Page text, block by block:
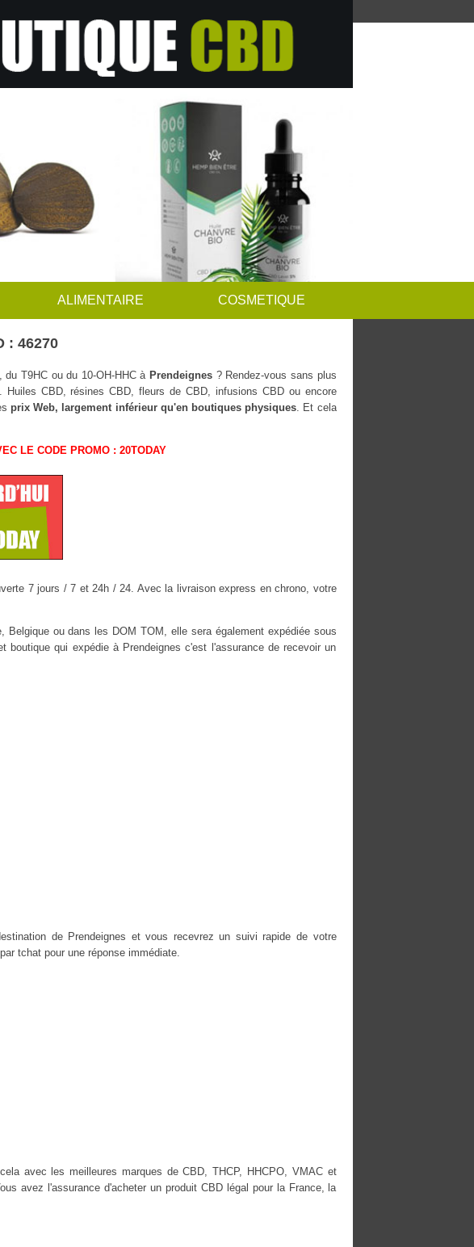
ALIMENTAIRE COSMETIQUE
: 46270
du T9HC ou du 10-OH-HHC àPrendeignes ? Rendez-vous sans plus
CBD, résines CBD, fleurs de CBD, infusions CBD ou encore
prix Web, largement inférieur qu'en boutiques physiques . Et cela
LE CODE PROMO : 20TODAY
7 jours / 7 et 24h / 24. Avec la livraison express en chrono, votre
ou dans les DOM TOM, elle sera également expédiée sous
qui expédie à Prendeignes c'est l'assurance de recevoir un
de Prendeignes et vous recevrez un suivi rapide de votre
tchat pour une réponse immédiate.
avec les meilleures marques de CBD, THCP, HHCPO, VMAC et
avez l'assurance d'acheter un produit CBD légal pour la France, la